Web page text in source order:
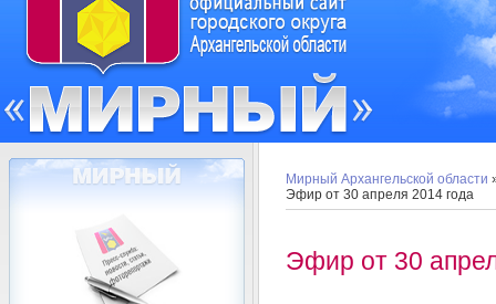
Мирный Архангельской области
Эфир от 30 апреля 2014 года
Эфир от 30